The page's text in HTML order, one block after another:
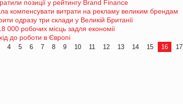
позиції у рейтингу Brand Finance
компенсувати витрати на рекламу великим брендам
одразу три склади у Великій Британії
000 робочих місць задля економії
до роботи в Європі
4 5 6 7 8 9 10 11 12 13 14 15 16 17